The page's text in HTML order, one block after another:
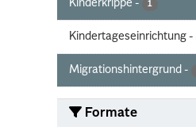
Kinderkrippe - 1
Kindertageseinrichtung -
Migrationshintergrund -
Formate